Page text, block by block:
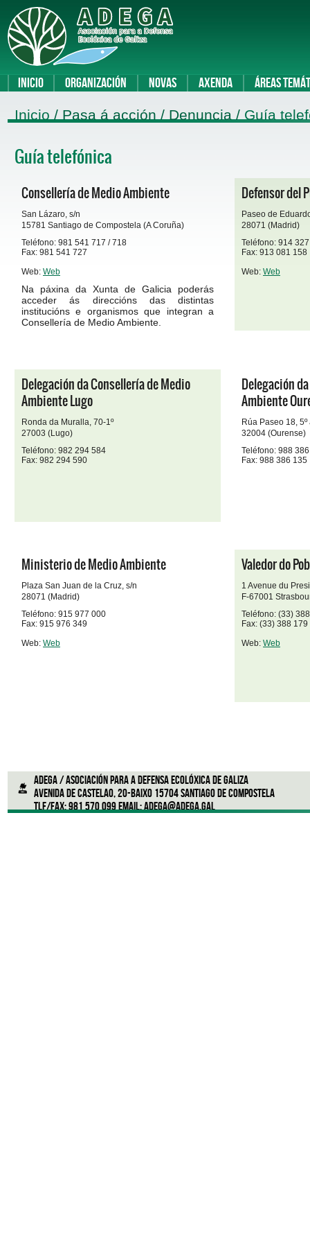
Inicio Organización Novas Axenda Áreas
Inicio / Pasa á acción / Denuncia / Guía
Guía telefónica
Consellería de Medio Ambiente
San Lázaro, s/n
15781 Santiago de Compostela (A Coruña)
Teléfono: 981 541 717 / 718
Fax: 981 541 727
Web: Web
Na páxina da Xunta de Galicia poderás
acceder ás direccións das distintas
institucións e organismos que integran a
Consellería de Medio Ambiente.
Defensor del
Paseo de
28071 (Madrid)
Teléfono: 914
Fax: 913 081 158
Web: Web
Delegación da Consellería de Medio
Ambiente Lugo
Ronda da Muralla, 70-1º
27003 (Lugo)
Teléfono: 982 294 584
Fax: 982 294 590
Delegación
Ambiente
Rúa Paseo 18,
32004 (Ourense)
Teléfono: 988
Fax: 988 386 135
Ministerio de Medio Ambiente
Plaza San Juan de la Cruz, s/n
28071 (Madrid)
Teléfono: 915 977 000
Fax: 915 976 349
Web: Web
Valedor do
1 Avenue du
F-67001
Teléfono: (33)
Fax: (33) 388
Web: Web
ADEGA / Asociación para a defensa ecolóxica de Galiza
Avenida de Castelao, 20-Baixo 15704 Santiago de Compostela
Tlf/Fax: 981 570 099 Email:adega@adega.gal